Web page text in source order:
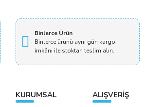
Binlerce Ürün
Binlerce ürünü aynı gün kargo
imkânı ile stoktan teslim alın.
KURUMSAL ALIŞVERİŞ